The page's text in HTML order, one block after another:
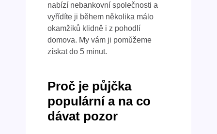
nabízí nebankovní společnosti a
vyřídíte ji během několika málo
okamžiků klidně i z pohodlí
domova. My vám ji pomůžeme
získat do 5 minut.
Proč je půjčka
populární a na co
dávat pozor